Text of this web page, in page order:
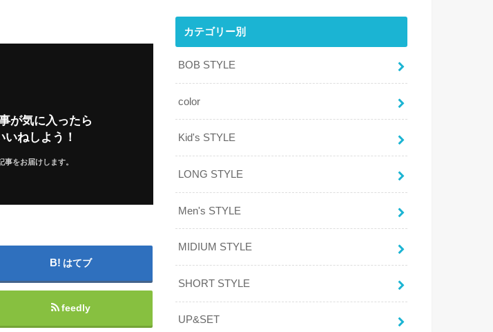
が気に入ったら
いねしよう！
事をお届けします。
はてブ
feedly
カテゴリー別
BOB STYLE
color
Kid's STYLE
LONG STYLE
Men's STYLE
MIDIUM STYLE
SHORT STYLE
UP&SET